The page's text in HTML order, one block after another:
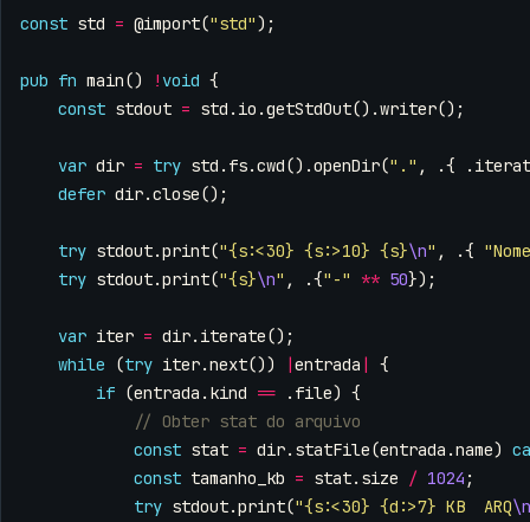
const std = @import("std");
pub fn main() ! void {
const stdout = std . io .getStdOut().writer();
var dir = try std . fs.cwd().openDir("." , .{ .
defer dir.close();
try stdout.print("{s:<30} {s:>10} {s}\n" , .{
try stdout.print("{s}\n" , .{"-" ** 50});
var iter = dir. iterate();
while
(try iter.next()) |entrada |
{
if (entrada . kind == . file) {
const stat = dir. statFile(entrada .name)
const tamanho_kb = stat. size / 1024 ;
try stdout.print("{s:<30} {d:>7} KB  ARQ\n